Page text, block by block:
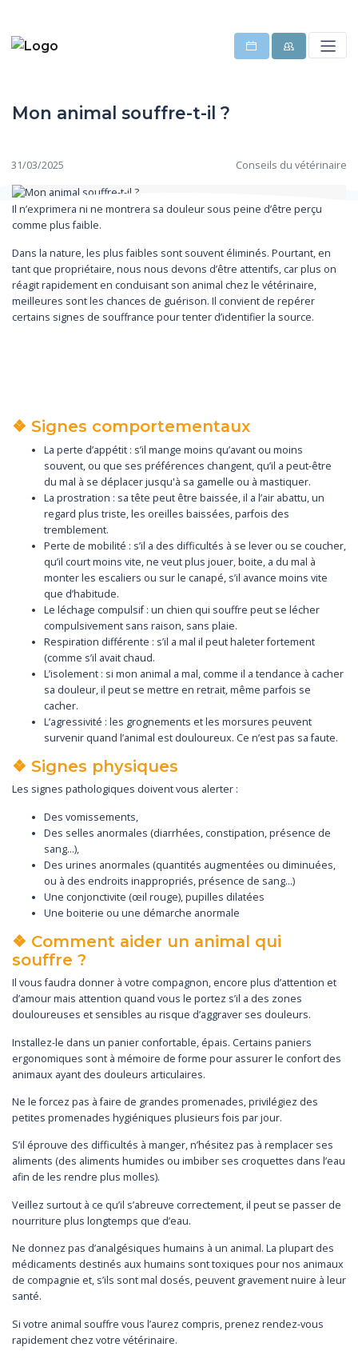
Mon animal souffre-t-il ?
31/03/2025 Conseils du vétérinaire
Il n’exprimera ni ne montrera sa douleur sous peine d’être perçu
comme plus faible.
Dans la nature, les plus faibles sont souvent éliminés. Pourtant, en
tant que propriétaire, nous nous devons d’être attentifs, car plus on
réagit rapidement en conduisant son animal chez le vétérinaire,
meilleures sont les chances de guérison. Il convient de repérer
certains signes de souffrance pour tenter d’identifier la source.
❖ Signes comportementaux
La perte d’appétit : s’il mange moins qu’avant ou moins
souvent, ou que ses préférences changent, qu’il a peut-être
du mal à se déplacer jusqu'à sa gamelle ou à mastiquer.
La prostration : sa tête peut être baissée, il a l’air abattu, un
regard plus triste, les oreilles baissées, parfois des
tremblement.
Perte de mobilité : s’il a des difficultés à se lever ou se coucher,
qu’il court moins vite, ne veut plus jouer, boite, a du mal à
monter les escaliers ou sur le canapé, s’il avance moins vite
que d’habitude.
Le léchage compulsif : un chien qui souffre peut se lécher
compulsivement sans raison, sans plaie.
Respiration différente : s’il a mal il peut haleter fortement
(comme s’il avait chaud.
L’isolement : si mon animal a mal, comme il a tendance à cacher
sa douleur, il peut se mettre en retrait, même parfois se
cacher.
L’agressivité : les grognements et les morsures peuvent
survenir quand l’animal est douloureux. Ce n’est pas sa faute.
❖ Signes physiques
Les signes pathologiques doivent vous alerter :
Des vomissements,
Des selles anormales (diarrhées, constipation, présence de
sang…),
Des urines anormales (quantités augmentées ou diminuées,
ou à des endroits inappropriés, présence de sang…)
Une conjonctivite (œil rouge), pupilles dilatées
Une boiterie ou une démarche anormale
❖ Comment aider un animal qui
souffre ?
Il vous faudra donner à votre compagnon, encore plus d’attention et
d’amour mais attention quand vous le portez s’il a des zones
douloureuses et sensibles au risque d’aggraver ses douleurs.
Installez-le dans un panier confortable, épais. Certains paniers
ergonomiques sont à mémoire de forme pour assurer le confort des
animaux ayant des douleurs articulaires.
Ne le forcez pas à faire de grandes promenades, privilégiez des
petites promenades hygiéniques plusieurs fois par jour.
S’il éprouve des difficultés à manger, n’hésitez pas à remplacer ses
aliments (des aliments humides ou imbiber ses croquettes dans l’eau
afin de les rendre plus molles).
Veillez surtout à ce qu’il s’abreuve correctement, il peut se passer de
nourriture plus longtemps que d’eau.
Ne donnez pas d’analgésiques humains à un animal. La plupart des
médicaments destinés aux humains sont toxiques pour nos animaux
de compagnie et, s’ils sont mal dosés, peuvent gravement nuire à leur
santé.
Si votre animal souffre vous l’aurez compris, prenez rendez-vous
rapidement chez votre vétérinaire.